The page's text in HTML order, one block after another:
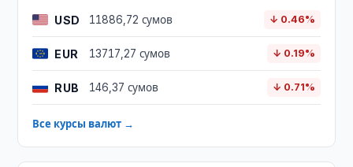
USD 11886,72 сумов ↓ 0.46%
EUR 13717,27 сумов ↓ 0.19%
RUB 146,37 сумов ↓ 0.71%
Все курсы валют →